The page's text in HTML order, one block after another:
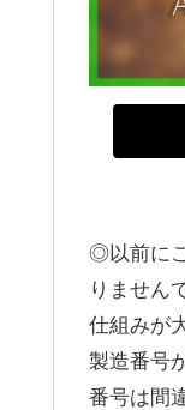
◎以前に
りません
仕組みが
製造番号
番号は間